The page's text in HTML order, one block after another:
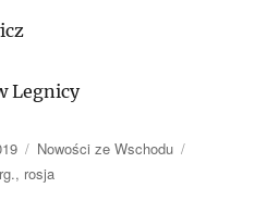
Legnicy
Kategorie
Nowości ze Wschodu
, rosja